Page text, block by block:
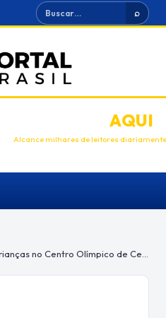
Buscar ⌕
ANUNCIEAQUI
Alcance milhares de leitores diariamente